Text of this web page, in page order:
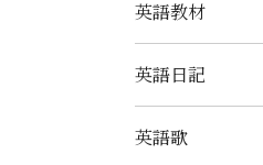
英語教材
英語日記
英語歌